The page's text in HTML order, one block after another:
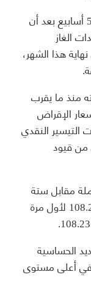
وانخفض اليورو إلى أدنى مستوى له منذ 5 أسابيع بعد أن
لإمدادات الغاز
خط أنابيب نورد ستريم 1 في نهاية هذا الشهر،
منذ ما يقرب
الإقراض
التيسير النقدي
من قيود
مقابل ستة
عملات رئيسية بما في ذلك اليورو، إلى 108.26 لأول مرة
الحساسية
137.40 ين ياباني في أعلى مستوى